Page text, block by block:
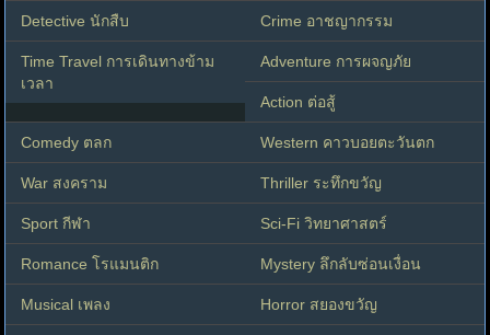
Detective นักสืบ Crime อาชญากรรม
Time Travel การเดินทางข้าม
เวลา
Adventure การผจญภัย
Action ต่อสู้
Comedy ตลก Western คาวบอยตะวันตก
War สงคราม Thriller ระทึกขวัญ
Sport กีฬา Sci-Fi วิทยาศาสตร์
Romance โรแมนติก Mystery ลึกลับซ่อนเงื่อน
Musical เพลง Horror สยองขวัญ